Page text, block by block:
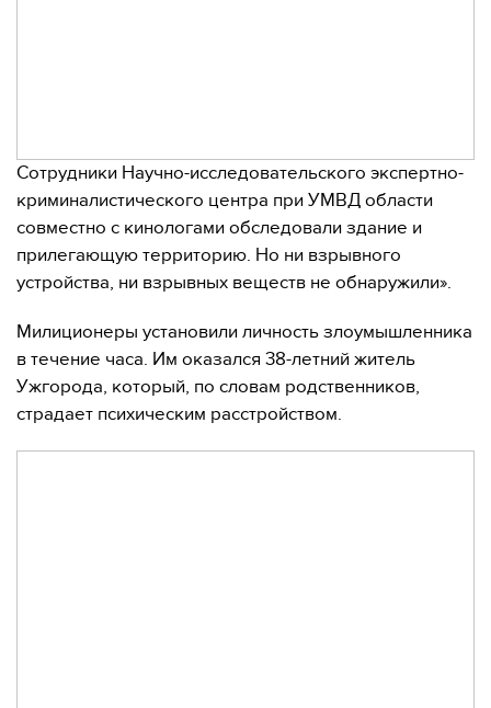
Сотрудники Научно-исследовательского экспертно-
криминалистического центра при УМВД области
совместно с кинологами обследовали здание и
прилегающую территорию. Но ни взрывного
устройства, ни взрывных веществ не обнаружили».
Милиционеры установили личность злоумышленника
в течение часа. Им оказался 38-летний житель
Ужгорода, который, по словам родственников,
страдает психическим расстройством.